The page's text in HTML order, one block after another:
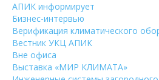
АПИК информирует
Бизнес-интервью
Верификация климатического
Вестник УКЦ АПИК
Вне офиса
Выставка «МИР КЛИМАТА»